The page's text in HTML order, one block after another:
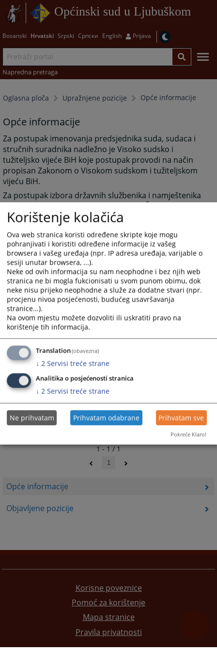
Općinski sud u Ljubuškom
Bosanski Hrvatski Srpski Српски English Prijava
Napredna pretraga
Oglasna ploča Upražnjene pozicije Opće informacije
Opće informacije
Objavljene pozicije
Opće informacije
Za postupak imenovanja predsjednika suda, sudaca i
stručnih suradnika nadležno je Visoko sudsko i
tužiteljsko vijeće BiH koje postupak provodi na način
propisan Zakonom o Visokom sudskom i tužiteljskom
vijeću BiH.
Za postupak izbora državnih službenika i namještenika
nadležna je Agencija za državnu službu ŽZH koja
postupak provodi na način propisan Zakonom o
državnim službenicima u tijelima državne službe ŽZH i
Zakonom o namještenicima u tijelima državne službe u
ŽZH.
3319PREGLEDA
1 - 1 / 1
1
Korisne poveznice
Pomoć za korištenje
Mapa stranice
Pravila privatnosti
Korištenje kolačića
Ova web stranica koristi određene skripte koje mogu
pohranjivati i koristiti određene informacije iz vašeg
browsera i vašeg uređaja (npr. IP adresa uređaja, varijable o
sesiji unutar browsera, ...).
Neke od ovih informacija su nam neophodne i bez njih web
stranica ne bi mogla fukcionisati u svom punom obimu, dok
neke nisu prijeko neophodne a služe za dodatne stvari (npr.
procjenu nivoa posjećenosti, budućeg usavršavanja
stranice...).
Na ovom mjestu možete dozvoliti ili uskratiti pravo na
korištenje tih informacija.
Translation(obavezna)
↓ 2 Servisi treće strane
Analitika o posjećenosti stranica
↓ 2 Servisi treće strane
Ne prihvatam Prihvatam odabrane Prihvatam sve
Pokreće Klaro!